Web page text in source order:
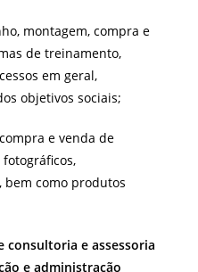
montagem, compra e
de treinamento,
em geral,
objetivos sociais;
e venda de
bem como produtos
consultoria e assessoria
e administração